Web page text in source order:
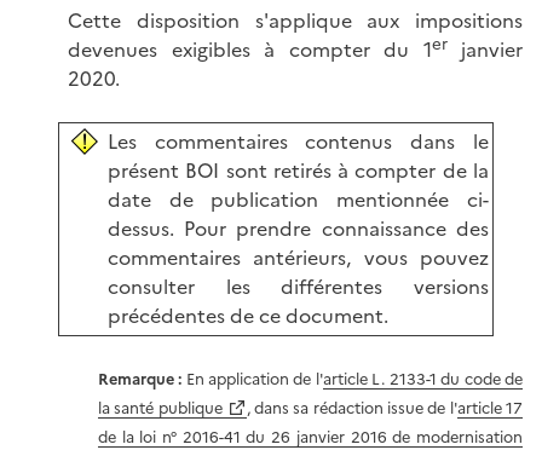
Cette disposition s'applique aux impositions
devenues exigibles à compter du 1erjanvier
2020.
Les commentaires contenus dans le
présent BOI sont retirés à compter de la
date de publication mentionnée ci-
dessus. Pour prendre connaissance des
commentaires antérieurs, vous pouvez
consulter les différentes versions
précédentes de ce document.
Remarque : En application de l'article L. 2133-1 du code de
la santé publique
, dans sa rédaction issue de l'article 17
de la loi n° 2016-41 du 26 janvier 2016 de modernisation